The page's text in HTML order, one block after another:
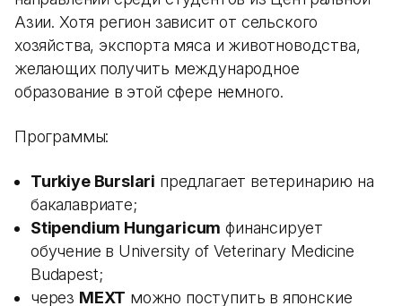
Азии. Хотя регион зависит от сельского
хозяйства, экспорта мяса и животноводства,
желающих получить международное
образование в этой сфере немного.
Программы:
Turkiye Burslari предлагает ветеринарию на
бакалавриате;
Stipendium Hungaricum финансирует
обучение в University of Veterinary Medicine
Budapest;
через MEXT можно поступить в японские